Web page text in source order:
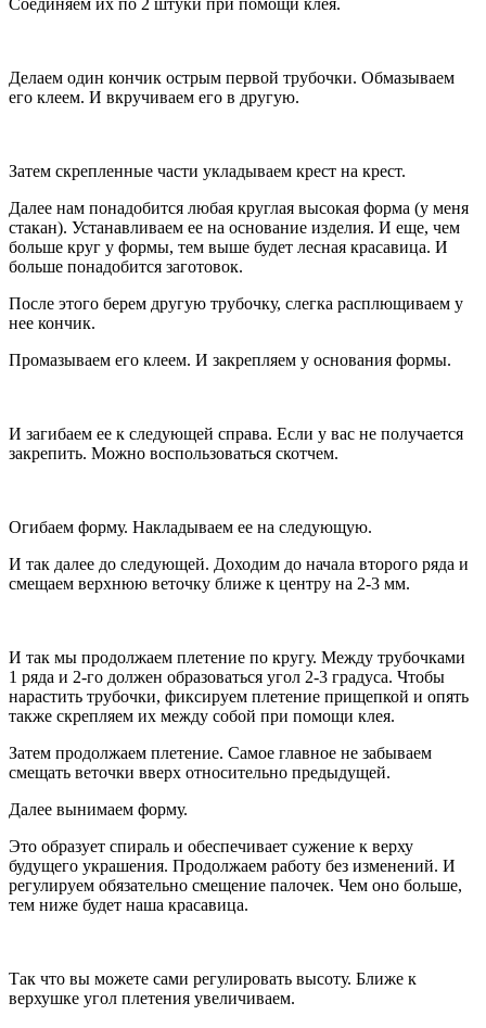
Делаем один кончик острым первой трубочки. Обмазываем
его клеем. И вкручиваем его в другую.
Затем скрепленные части укладываем крест на крест.
Далее нам понадобится любая круглая высокая форма (у меня
стакан). Устанавливаем ее на основание изделия. И еще, чем
больше круг у формы, тем выше будет лесная красавица. И
больше понадобится заготовок.
После этого берем другую трубочку, слегка расплющиваем у
нее кончик.
Промазываем его клеем. И закрепляем у основания формы.
И загибаем ее к следующей справа. Если у вас не получается
закрепить. Можно воспользоваться скотчем.
Огибаем форму. Накладываем ее на следующую.
И так далее до следующей. Доходим до начала второго ряда и
смещаем верхнюю веточку ближе к центру на 2-3 мм.
И так мы продолжаем плетение по кругу. Между трубочками
1 ряда и 2-го должен образоваться угол 2-3 градуса. Чтобы
нарастить трубочки, фиксируем плетение прищепкой и опять
также скрепляем их между собой при помощи клея.
Затем продолжаем плетение. Самое главное не забываем
смещать веточки вверх относительно предыдущей.
Далее вынимаем форму.
Это образует спираль и обеспечивает сужение к верху
будущего украшения. Продолжаем работу без изменений. И
регулируем обязательно смещение палочек. Чем оно больше,
тем ниже будет наша красавица.
Так что вы можете сами регулировать высоту. Ближе к
верхушке угол плетения увеличиваем.